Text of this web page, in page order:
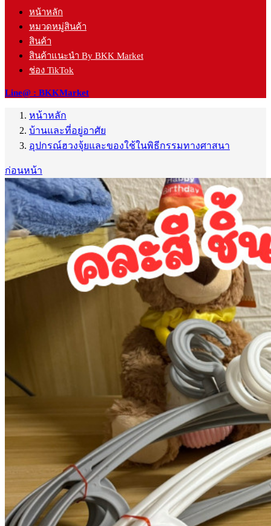
หน้าหลัก
หมวดหมู่สินค้า
สินค้า
สินค้าแนะนำ By BKK Market
ช่อง TikTok
Line@ : BKKMarket
หน้าหลัก
บ้านและที่อยู่อาศัย
อุปกรณ์ฮวงจุ้ยและของใช้ในพิธีกรรมทางศาสนา
ก่อนหน้า